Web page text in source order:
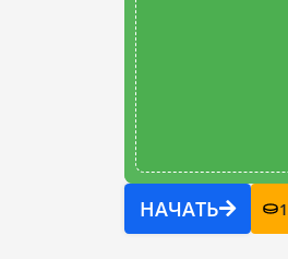
НАЧАТЬ 1